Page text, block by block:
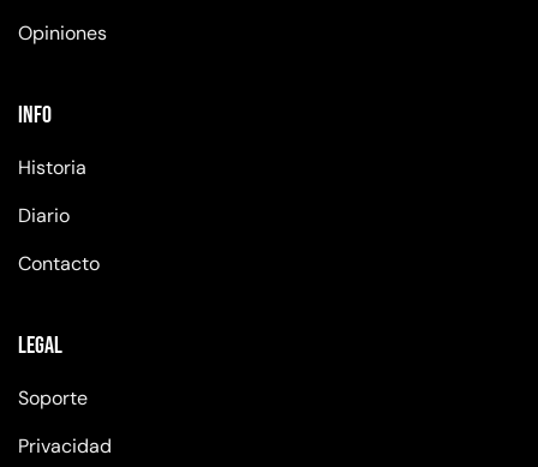
Opiniones
Info
Historia
Diario
Contacto
Legal
Soporte
Privacidad